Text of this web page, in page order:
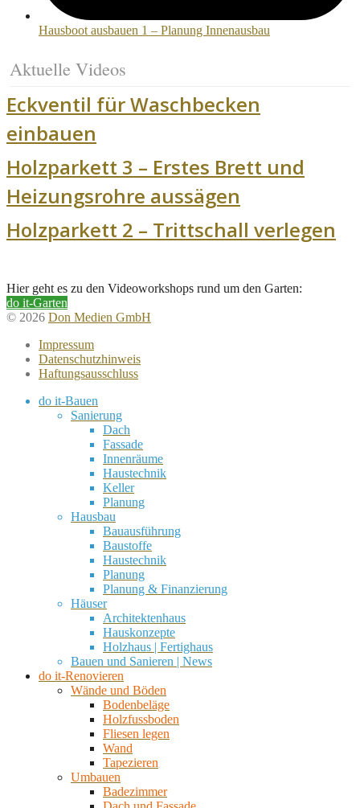
Hausboot ausbauen 1 – Planung Innenausbau
Aktuelle Videos
Eckventil für Waschbecken
einbauen
Holzparkett 3 – Erstes Brett und
Heizungsrohre aussägen
Holzparkett 2 – Trittschall verlegen
Hier geht es zu den Videoworkshops rund um den Garten:
do it-Garten
© 2026 Don Medien GmbH
Impressum
Datenschutzhinweis
Haftungsausschluss
do it-Bauen
Sanierung
Dach
Fassade
Innenräume
Haustechnik
Keller
Planung
Hausbau
Bauausführung
Baustoffe
Haustechnik
Planung
Planung & Finanzierung
Häuser
Architektenhaus
Hauskonzepte
Holzhaus | Fertighaus
Bauen und Sanieren | News
do it-Renovieren
Wände und Böden
Bodenbeläge
Holzfussboden
Fliesen legen
Wand
Tapezieren
Umbauen
Badezimmer